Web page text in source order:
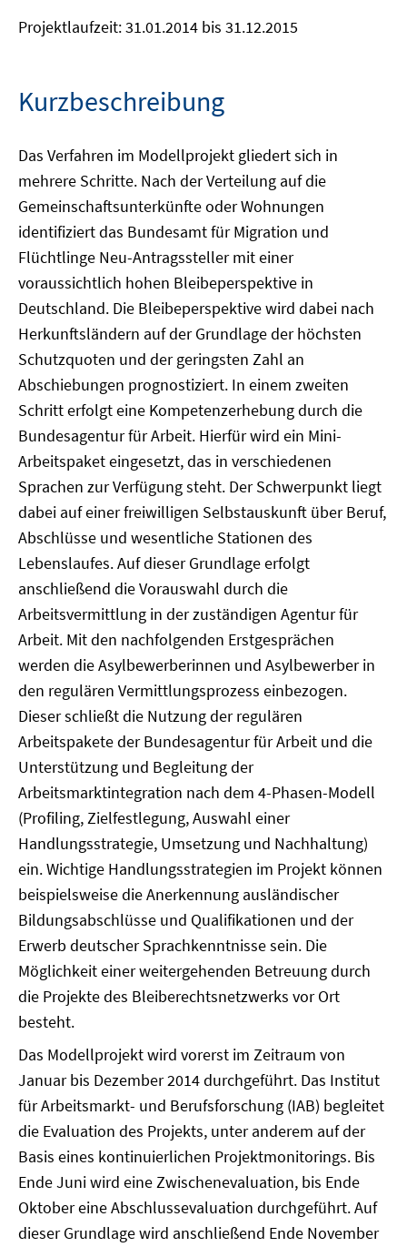
Projektlaufzeit: 31.01.2014 bis 31.12.2015
Kurzbeschreibung
Das Verfahren im Modellprojekt gliedert sich in
mehrere Schritte. Nach der Verteilung auf die
Gemeinschaftsunterkünfte oder Wohnungen
identifiziert das Bundesamt für Migration und
Flüchtlinge Neu-Antragssteller mit einer
voraussichtlich hohen Bleibeperspektive in
Deutschland. Die Bleibeperspektive wird dabei nach
Herkunftsländern auf der Grundlage der höchsten
Schutzquoten und der geringsten Zahl an
Abschiebungen prognostiziert. In einem zweiten
Schritt erfolgt eine Kompetenzerhebung durch die
Bundesagentur für Arbeit. Hierfür wird ein Mini-
Arbeitspaket eingesetzt, das in verschiedenen
Sprachen zur Verfügung steht. Der Schwerpunkt liegt
dabei auf einer freiwilligen Selbstauskunft über Beruf,
Abschlüsse und wesentliche Stationen des
Lebenslaufes. Auf dieser Grundlage erfolgt
anschließend die Vorauswahl durch die
Arbeitsvermittlung in der zuständigen Agentur für
Arbeit. Mit den nachfolgenden Erstgesprächen
werden die Asylbewerberinnen und Asylbewerber in
den regulären Vermittlungsprozess einbezogen.
Dieser schließt die Nutzung der regulären
Arbeitspakete der Bundesagentur für Arbeit und die
Unterstützung und Begleitung der
Arbeitsmarktintegration nach dem 4-Phasen-Modell
(Profiling, Zielfestlegung, Auswahl einer
Handlungsstrategie, Umsetzung und Nachhaltung)
ein. Wichtige Handlungsstrategien im Projekt können
beispielsweise die Anerkennung ausländischer
Bildungsabschlüsse und Qualifikationen und der
Erwerb deutscher Sprachkenntnisse sein. Die
Möglichkeit einer weitergehenden Betreuung durch
die Projekte des Bleiberechtsnetzwerks vor Ort
besteht.
Das Modellprojekt wird vorerst im Zeitraum von
Januar bis Dezember 2014 durchgeführt. Das Institut
für Arbeitsmarkt- und Berufsforschung (IAB) begleitet
die Evaluation des Projekts, unter anderem auf der
Basis eines kontinuierlichen Projektmonitorings. Bis
Ende Juni wird eine Zwischenevaluation, bis Ende
Oktober eine Abschlussevaluation durchgeführt. Auf
dieser Grundlage wird anschließend Ende November